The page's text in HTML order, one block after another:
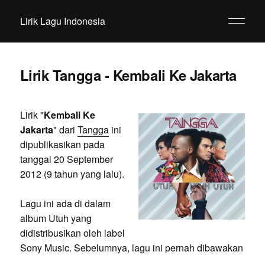
Lirik Lagu Indonesia
Lirik Tangga - Kembali Ke Jakarta
Lirik "Kembali Ke
Jakarta" dari Tanggaini
dipublikasikan pada
tanggal 20 September
2012 (9 tahun yang lalu).
Lagu ini ada di dalam
album Utuh yang
didistribusikan oleh label
Sony Music. Sebelumnya, lagu ini pernah dibawakan